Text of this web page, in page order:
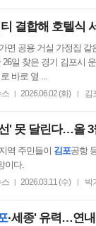
결합해 호텔식
면 공용 거실 가정집
26일 찾은 경기 김포시
바로 옆 ...
스 | 2026.06.02 (화) | 김
' 못 달린다…올 3
역 주민들이 김포공항
이다.
스 | 2026.03.11 (수) | 박
·세종' 유력…연